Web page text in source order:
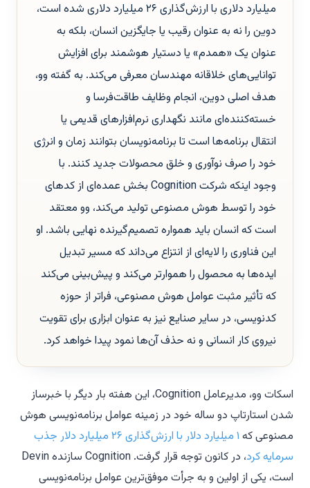
میلیارد دلاری با ارزش‌گذاری ۲۶ میلیارد دلاری شده است،
دوین را نه به عنوان رقیب یا جایگزین انسان، بلکه به
عنوان یک «همدم» یا دستیار هوشمند برای افزایش
توانایی‌های خلاقانه مهندسان معرفی می‌کند. به گفته وو،
هدف اصلی دوین، انجام وظایف طاقت‌فرسا و
خسته‌کننده‌ای مانند نگهداری نرم‌افزارهای قدیمی یا
انتقال برنامه‌ها است تا برنامه‌نویسان بتوانند زمان و انرژی
خود را صرف نوآوری و خلق محصولات جدید کنند. با
وجود اینکه شرکت Cognition بخش عمده‌ای از کدهای
خود را توسط هوش مصنوعی تولید می‌کند، وو معتقد
است که انسان باید همواره تصمیم‌گیرنده نهایی باشد. او
این فناوری را لایه‌ای از انتزاع می‌داند که مسیر تبدیل
ایده‌ها به محصول را هموارتر می‌کند و پیش‌بینی می‌کند
که تأثیر مثبت عوامل هوش مصنوعی، فراتر از حوزه
کدنویسی، در سایر صنایع نیز به عنوان ابزاری برای تقویت
نیروی کار انسانی و نه حذف آن‌ها نمود پیدا خواهد کرد.
اسکات وو، مدیرعامل Cognition، این هفته بار دیگر با خبرساز
شدن استارتاپ دو ساله خود در زمینه عوامل برنامه‌نویسی هوش
مصنوعی که
۱ میلیارد دلار با ارزش‌گذاری ۲۶ میلیارد دلار جذب
سرمایه کرد
، در کانون توجه قرار گرفت. Cognition سازنده Devin
است، یکی از اولین و به جرأت موفق‌ترین عوامل برنامه‌نویسی